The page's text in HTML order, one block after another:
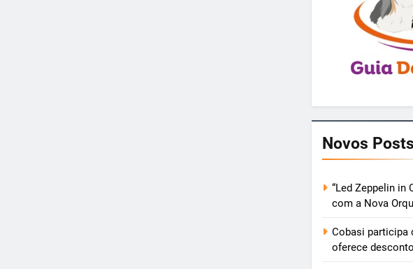
Novos Posts
“Led Zeppelin in
com a Nova
Cobasi participa
oferece